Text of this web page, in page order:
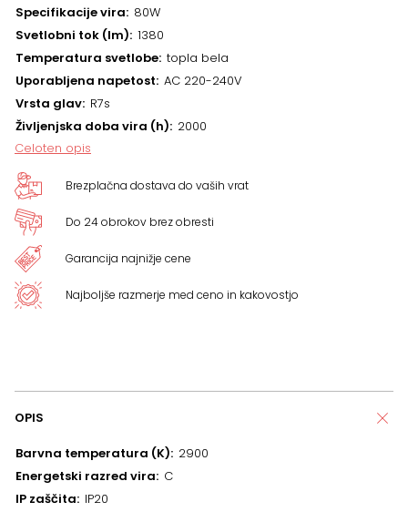
Specifikacije vira 80W
Svetlobni tok (lm) 1380
Temperatura svetlobe topla bela
Uporabljena napetost AC 220-240V
Vrsta glav R7s
Življenjska doba vira (h) 2000
Celoten opis
Brezplačna dostava do vaših vrat
Do 24 obrokov brez obresti
Garancija najnižje cene
Najboljše razmerje med ceno in kakovostjo
OPIS
Barvna temperatura (K) 2900
Energetski razred vira C
IP zaščita IP20